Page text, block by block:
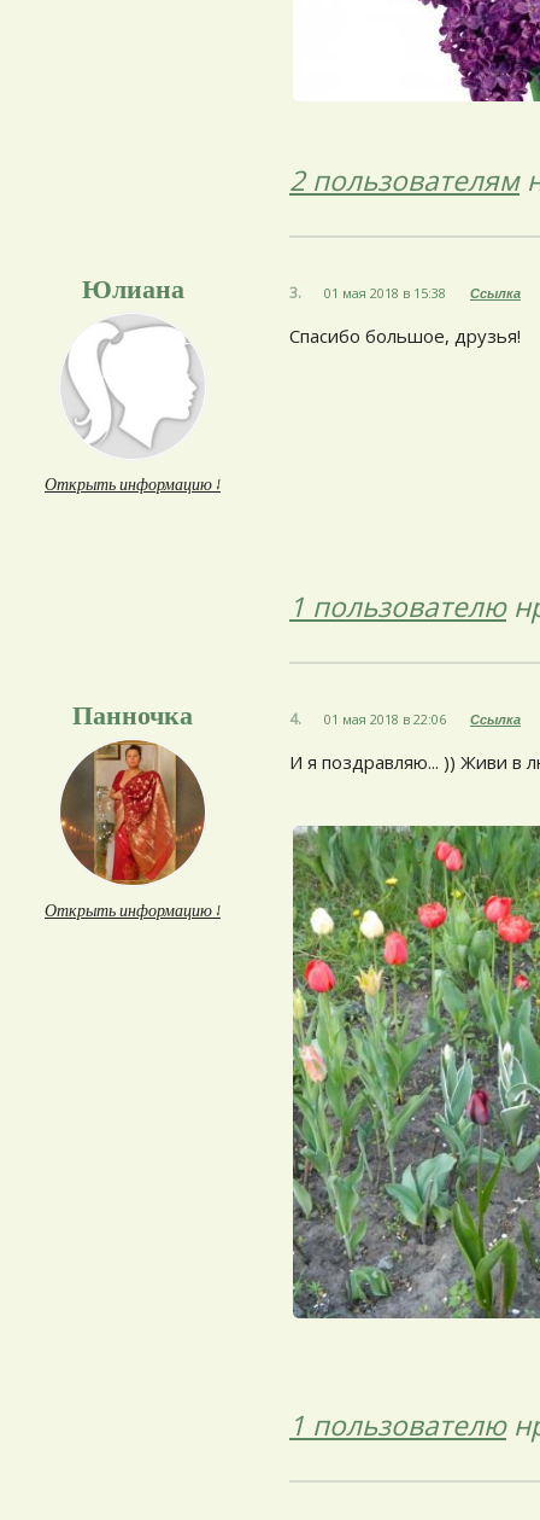
2 пользователям
Юлиана
Открыть информацию ↓
3. 01 мая 2018 в 15:38 Ссылка
Спасибо большое, друзья!
1 пользователю
Панночка
Открыть информацию ↓
4. 01 мая 2018 в 22:06 Ссылка
И я поздравляю... )) Живи в
1 пользователю